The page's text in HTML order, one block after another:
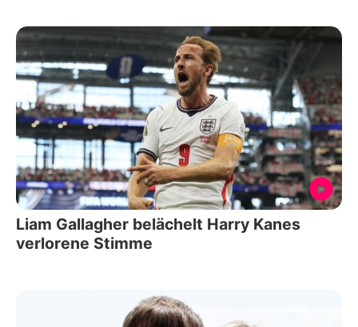
Liam Gallagher belächelt Harry Kanes
verlorene Stimme